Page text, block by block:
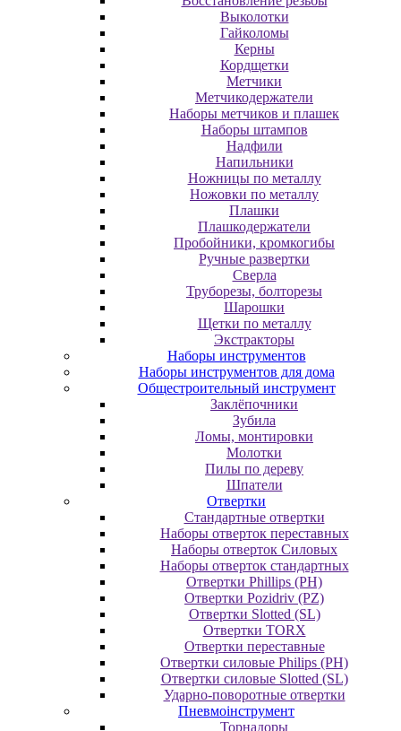
Выколотки
Гайколомы
Керны
Кордщетки
Метчики
Метчикодержатели
Наборы метчиков и плашек
Наборы штампов
Надфили
Напильники
Ножницы по металлу
Ножовки по металлу
Плашки
Плашкодержатели
Пробойники, кромкогибы
Ручные развертки
Сверла
Труборезы, болторезы
Шарошки
Щетки по металлу
Экcтpaктopы
Наборы инструментов
Наборы инструментов для дома
Общестроительный инструмент
Заклёпочники
Зубила
Ломы, монтировки
Молотки
Пилы по дереву
Шпатели
Отвертки
Cтандартные отвертки
Наборы отверток переставных
Наборы отверток Силовых
Наборы отверток стандартных
Отвертки Phillips (PH)
Отвертки Pozidriv (PZ)
Отвертки Slotted (SL)
Отвертки TORX
Отвертки переставные
Отвертки силовые Philips (PH)
Отвертки силовые Slotted (SL)
Ударно-поворотные отвертки
Пневмоінструмент
Topнaдopы